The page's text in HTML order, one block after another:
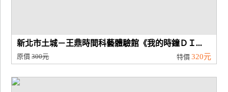
新北市土城－王鼎時間科藝體驗館《我的時鐘ＤＩ...
原價300元 特價 320元